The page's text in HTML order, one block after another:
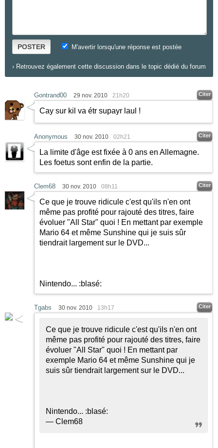
POSTER M'avertir lorsqu'une réponse est postée
› Retrouvez également cette discussion dans le topic dédié du forum
Gontrand00 29 nov. 2010 21h20 Citer
Cay sur kil va étr supayr laul !
Anonymous 30 nov. 2010 02h21 Citer
La limite d'âge est fixée à 0 ans en Allemagne.
Les foetus sont enfin de la partie.
Clem68 30 nov. 2010 08h11 Citer
Ce que je trouve ridicule c'est qu'ils n'en ont
même pas profité pour rajouté des titres, faire
évoluer "All Star" quoi ! En mettant par exemple
Mario 64 et même Sunshine qui je suis sûr
tiendrait largement sur le DVD...
Nintendo... :blasé:
Tgabs 30 nov. 2010 13h17 Citer
Ce que je trouve ridicule c'est qu'ils n'en ont
même pas profité pour rajouté des titres, faire
évoluer "All Star" quoi ! En mettant par
exemple Mario 64 et même Sunshine qui je
suis sûr tiendrait largement sur le DVD...
Nintendo... :blasé:
— Clem68